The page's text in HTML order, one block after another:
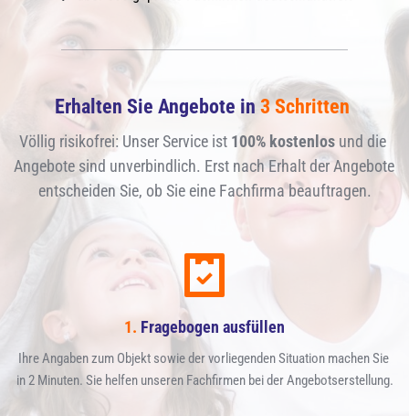
Erhalten Sie Angebote in 3 Schritten
Völlig risikofrei: Unser Service ist 100% kostenlos und die
Angebote sind unverbindlich. Erst nach Erhalt der Angebote
entscheiden Sie, ob Sie eine Fachfirma beauftragen.
1. Fragebogen ausfüllen
Ihre Angaben zum Objekt sowie der vorliegenden Situation machen Sie
in 2 Minuten. Sie helfen unseren Fachfirmen bei der Angebotserstellung.